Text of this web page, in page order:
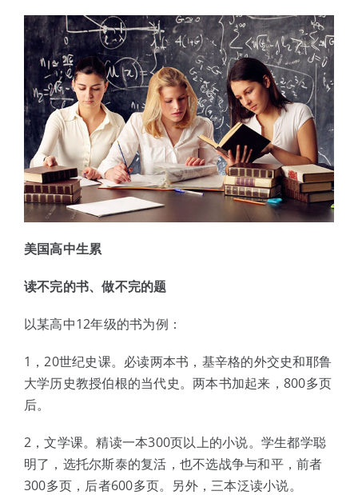
美国高中生累
读不完的书、做不完的题
以某高中12年级的书为例：
1，20世纪史课。必读两本书，基辛格的外交史和耶鲁
大学历史教授伯根的当代史。两本书加起来，800多页
后。
2，文学课。精读一本300页以上的小说。学生都学聪
明了，选托尔斯泰的复活，也不选战争与和平，前者
300多页，后者600多页。另外，三本泛读小说。